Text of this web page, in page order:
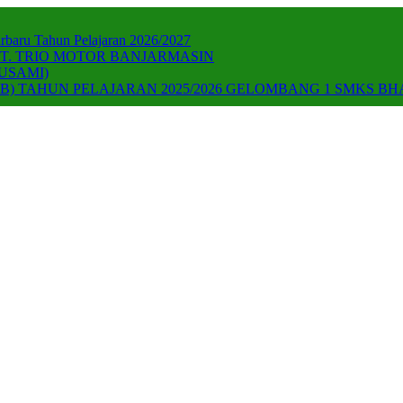
Tahun Pelajaran 2026/2027
TRIO MOTOR BANJARMASIN
TAHUN PELAJARAN 2025/2026 GELOMBANG 1 SMKS